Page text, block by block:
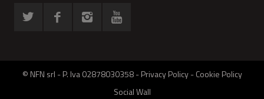
© NFN srl - P. Iva 02878030358 -Privacy Policy-Cookie Policy
Social Wall